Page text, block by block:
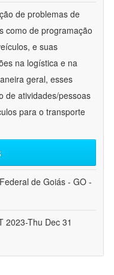
de problemas de
como de programação
e suas
na logística e na
geral, esses
de atividades/pessoas
para o transporte
de Goiás - GO -
2023-Thu Dec 31